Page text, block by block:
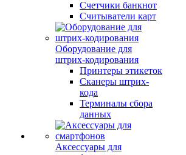
Счетчики банкнот
Считыватели карт
Оборудование для
штрих-кодирования
Принтеры этикеток
Сканеры штрих-
кода
Терминалы сбора
данных
Аксессуары для